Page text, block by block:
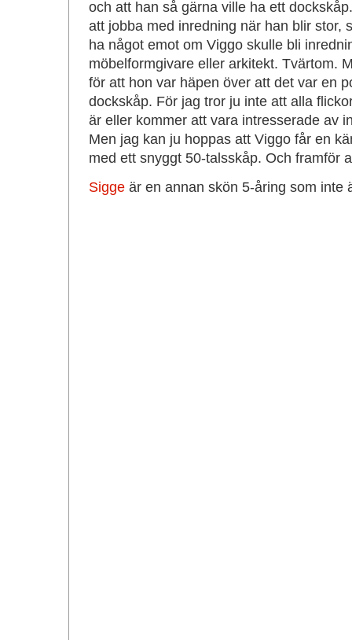
och att han så gärna ville ha ett
att jobba med inredning när han blir stor,
ha något emot om Viggo skulle bli
möbelformgivare eller arkitekt. Tvärtom.
för att hon var häpen över att det var en
dockskåp. För jag tror ju inte att alla
är eller kommer att vara intresserade av
Men jag kan ju hoppas att Viggo får en
med ett snyggt 50-talsskåp. Och framför
Siggeär en annan skön 5-åring som inte